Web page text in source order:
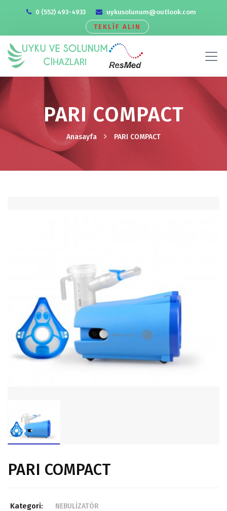
0 (552) 493-4933
uykusolunum@outlook.com
TEKLİF ALIN
PARI COMPACT
Anasayfa PARI COMPACT
PARI COMPACT
Kategori: NEBULİZATÖR